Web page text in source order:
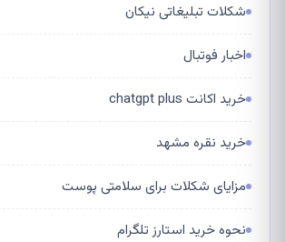
شکلات تبلیغاتی نیکان
اخبار فوتبال
خرید اکانت chatgpt plus
خرید نقره مشهد
مزایای شکلات برای سلامتی پوست
نحوه خرید استارز تلگرام